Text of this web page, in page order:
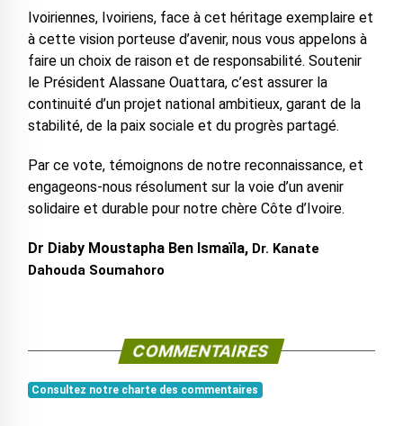
Ivoiriennes, Ivoiriens, face à cet héritage exemplaire et
à cette vision porteuse d’avenir, nous vous appelons à
faire un choix de raison et de responsabilité. Soutenir
le Président Alassane Ouattara, c’est assurer la
continuité d’un projet national ambitieux, garant de la
stabilité, de la paix sociale et du progrès partagé.
Par ce vote, témoignons de notre reconnaissance, et
engageons-nous résolument sur la voie d’un avenir
solidaire et durable pour notre chère Côte d’Ivoire.
Dr Diaby Moustapha Ben Ismaïla, Dr. Kanate
Dahouda Soumahoro
COMMENTAIRES
Consultez notre charte des commentaires